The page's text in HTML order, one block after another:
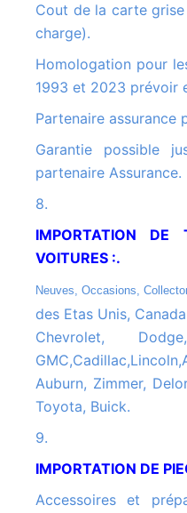
Cout de la carte grise et du CT (gestion a notre
charge).
Homologation pour les voitures modernes entre
1993 et 2023 prévoir
Partenaire assurance
Garantie possible jusqu’à 7 ans avec notre
partenaire Assurance.
8.
IMPORTATION DE TOUTES MARQUES DE
VOITURES :.
Neuves, Occasions,
des Etas Unis,
Chevrolet,
Auburn, Zimmer,
Toyota, Buick.
9.
IMPORTATION DE
Accessoires et préparation de votre voiture